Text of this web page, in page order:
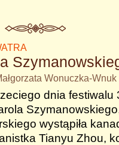
Wonuczka-Wnuk
dnia festiwalu
wystąpiła
Tianyu Zhou,